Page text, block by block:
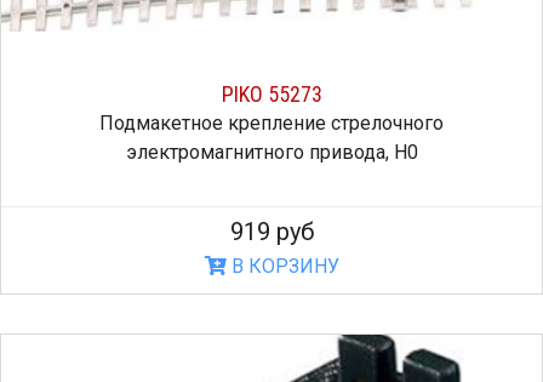
PIKO 55273
Подмакетное крепление стрелочного
электромагнитного привода, H0
919 руб
В КОРЗИНУ